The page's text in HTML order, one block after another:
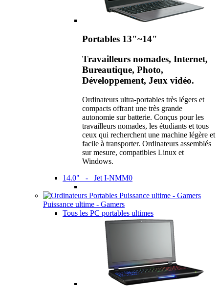
Portables 13"~14"
Travailleurs nomades, Internet,
Bureautique, Photo,
Développement, Jeux vidéo.
Ordinateurs ultra-portables très légers et
compacts offrant une très grande
autonomie sur batterie. Conçus pour les
travailleurs nomades, les étudiants et tous
ceux qui recherchent une machine légère et
facile à transporter. Ordinateurs assemblés
sur mesure, compatibles Linux et
Windows.
14.0" - Jet I-NMM0
Puissance ultime - Gamers
Tous les PC portables ultimes